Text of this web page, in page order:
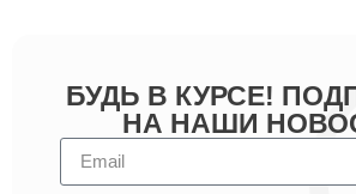
БУДЬ В КУРСЕ!
НА НАШИ